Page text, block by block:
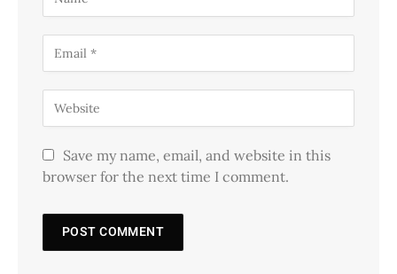
Save my name, email, and website in this
browser for the next time I comment.